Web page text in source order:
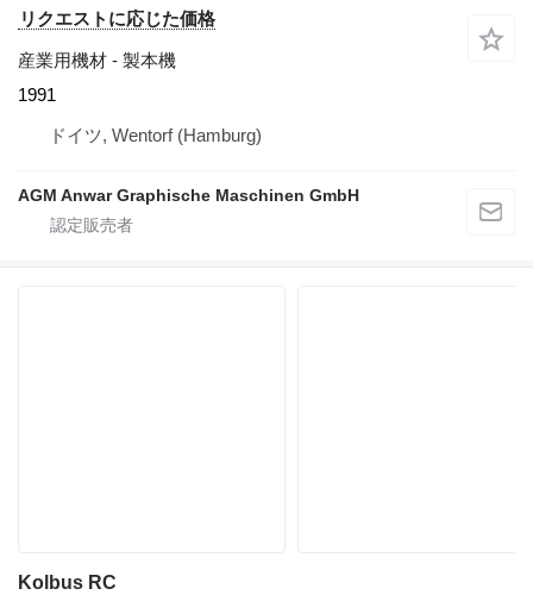
リクエストに応じた価格
産業用機材 - 製本機
1991
ドイツ, Wentorf (Hamburg)
AGM Anwar Graphische Maschinen GmbH
Kolbus RC